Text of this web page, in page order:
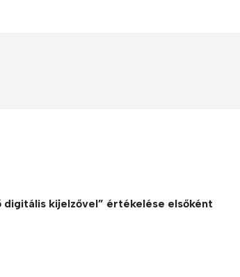
digitális kijelzővel” értékelése elsőként